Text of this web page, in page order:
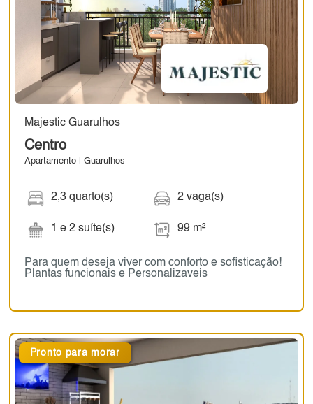
Majestic Guarulhos
Centro
Apartamento | Guarulhos
2,3 quarto(s)
1 e 2 suíte(s)
2 vaga(s)
99 m²
Para quem deseja viver com conforto e sofisticação!
Plantas funcionais e Personalizaveis
Pronto para morar